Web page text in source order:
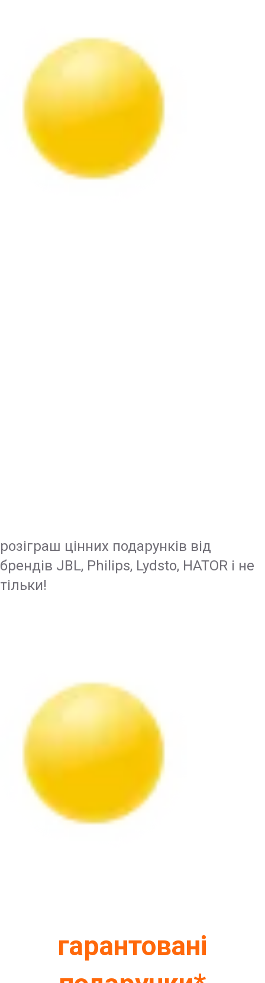
розіграш цінних подарунків від
брендів JBL, Philips, Lydsto, HATOR і не
тільки!
гарантовані